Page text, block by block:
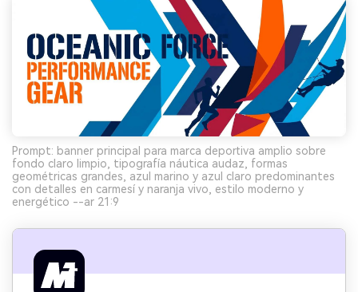
Prompt: banner principal para marca deportiva amplio sobre
fondo claro limpio, tipografía náutica audaz, formas
geométricas grandes, azul marino y azul claro predominantes
con detalles en carmesí y naranja vivo, estilo moderno y
energético --ar 21:9